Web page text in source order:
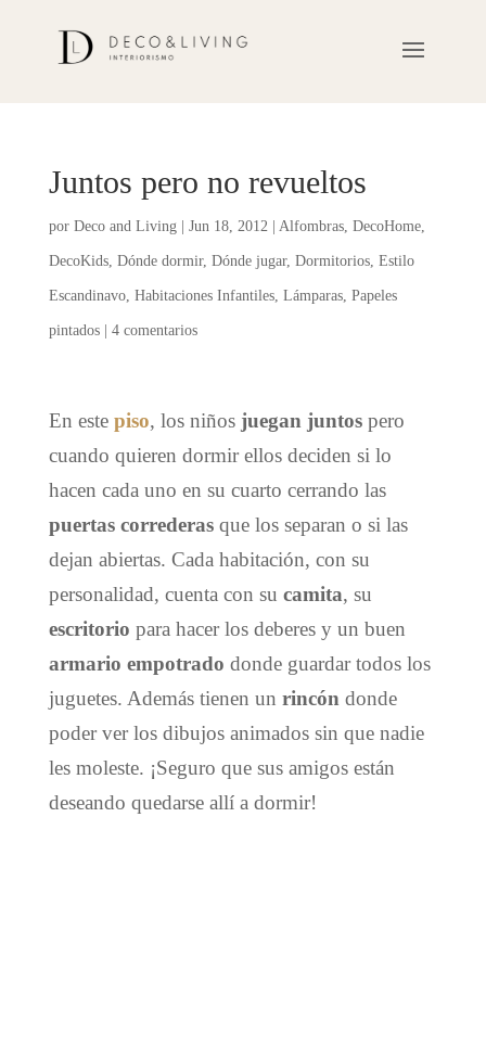
Juntos pero no revueltos
por Deco and Living| Jun 18, 2012 | Alfombras, DecoHome,
DecoKids, Dónde dormir, Dónde jugar, Dormitorios, Estilo
Escandinavo, Habitaciones Infantiles, Lámparas, Papeles
pintados| 4 comentarios
En este piso, los niños juegan juntospero
cuando quieren dormir ellos deciden si lo
hacen cada uno en su cuarto cerrando las
puertas correderas que los separan o si las
dejan abiertas. Cada habitación, con su
personalidad, cuenta con su camita, su
escritorio para hacer los deberes y un buen
armario empotrado donde guardar todos los
juguetes. Además tienen un rincón donde
poder ver los dibujos animados sin que nadie
les moleste. ¡Seguro que sus amigos están
deseando quedarse allí a dormir!